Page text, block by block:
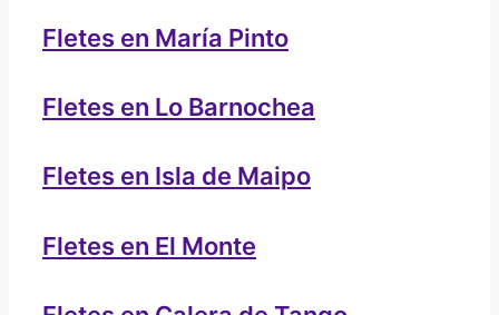
Fletes en María Pinto
Fletes en Lo Barnochea
Fletes en Isla de Maipo
Fletes en El Monte